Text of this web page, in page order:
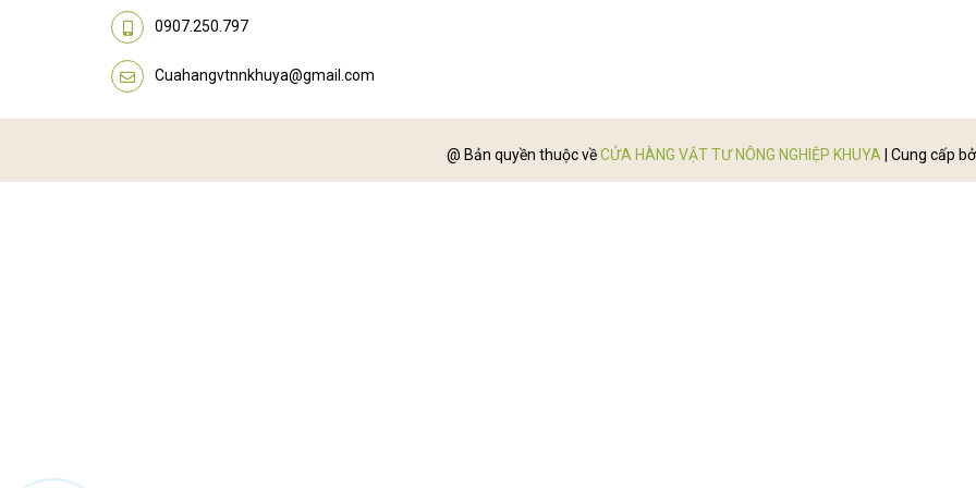
0907.250.797
Cuahangvtnnkhuya@gmail.com
@ Bản quyền thuộc vềCỬA HÀNG VẬT TƯ NÔNG NGHIỆP KHUYA Cung cấp